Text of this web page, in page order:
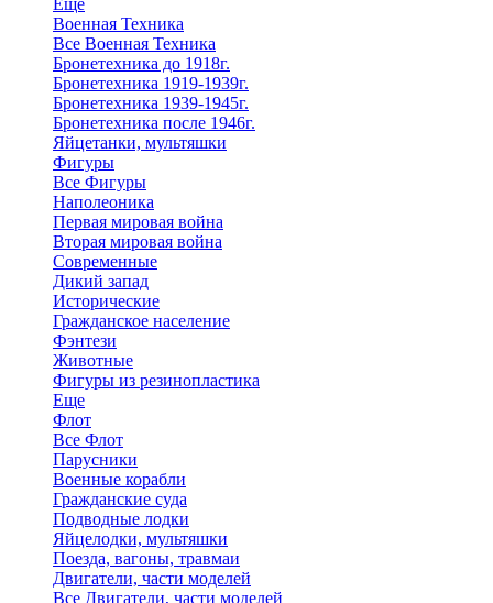
Еще
Военная Техника
Все Военная Техника
Бронетехника до 1918г.
Бронетехника 1919-1939г.
Бронетехника 1939-1945г.
Бронетехника после 1946г.
Яйцетанки, мультяшки
Фигуры
Все Фигуры
Наполеоника
Первая мировая война
Вторая мировая война
Современные
Дикий запад
Исторические
Гражданское население
Фэнтези
Животные
Фигуры из резинопластика
Еще
Флот
Все Флот
Парусники
Военные корабли
Гражданские суда
Подводные лодки
Яйцелодки, мультяшки
Поезда, вагоны, травмаи
Двигатели, части моделей
Все Двигатели, части моделей